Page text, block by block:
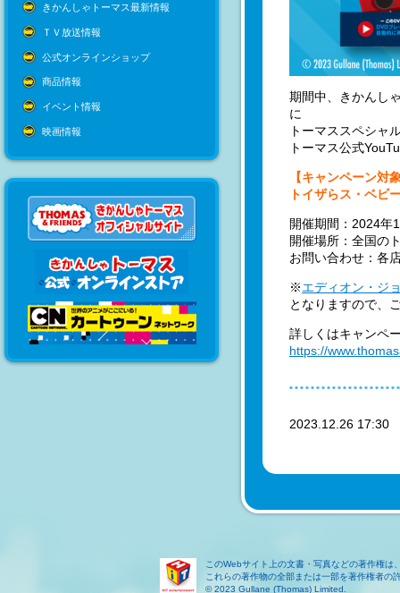
きかんしゃトーマス最新情報
ＴＶ放送情報
公式オンラインショップ
商品情報
イベント情報
映画情報
期間中、きかんし
に
トーマススペシャ
トーマス公式
【キャンペーン対
トイザらス・ベビ
開催期間：2024
開催場所：全国の
お問い合わせ：
※エディオン・ジ
となりますので、
詳しくはキャンペ
https://
2023.12.26
このWebサイト上の文書・写真などの著作権
これらの著作物の全部または一部を著作権者の
© 2023 Gullane (Thomas) Limited.